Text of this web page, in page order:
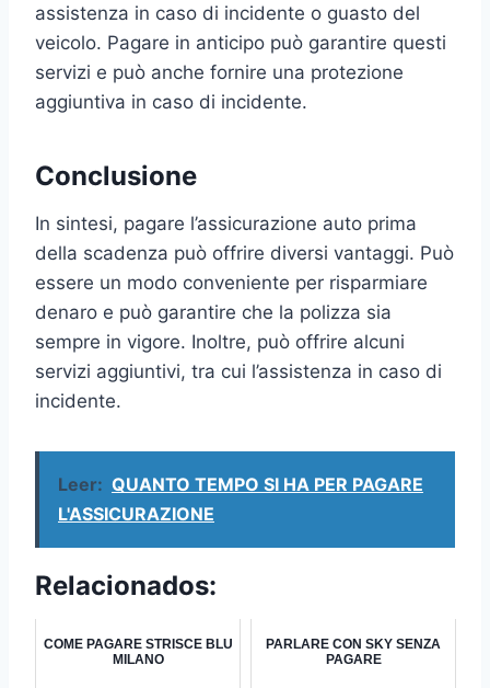
assistenza in caso di incidente o guasto del
veicolo. Pagare in anticipo può garantire questi
servizi e può anche fornire una protezione
aggiuntiva in caso di incidente.
Conclusione
In sintesi, pagare l’assicurazione auto prima
della scadenza può offrire diversi vantaggi. Può
essere un modo conveniente per risparmiare
denaro e può garantire che la polizza sia
sempre in vigore. Inoltre, può offrire alcuni
servizi aggiuntivi, tra cui l’assistenza in caso di
incidente.
Leer: QUANTO TEMPO SI HA PER PAGARE
L'ASSICURAZIONE
Relacionados:
COME PAGARE STRISCE BLU
MILANO
PARLARE CON SKY SENZA
PAGARE